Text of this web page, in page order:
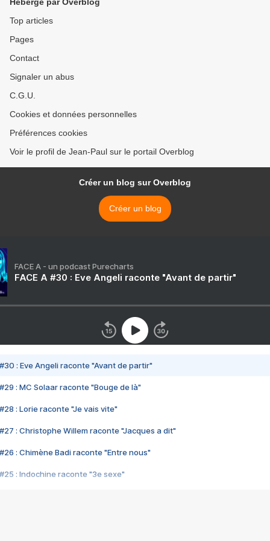
Top articles
Pages
Contact
Signaler un abus
C.G.U.
Cookies et données personnelles
Préférences cookies
Voir le profil de Jean-Paul sur le portail Overblog
Créer un blog sur Overblog
Créer un blog
FACE A - un podcast Purecharts
FACE A #30 : Eve Angeli raconte "Avant de partir"
#30 : Eve Angeli raconte "Avant de partir"
#29 : MC Solaar raconte "Bouge de là"
#28 : Lorie raconte "Je vais vite"
#27 : Christophe Willem raconte "Jacques a dit"
#26 : Chimène Badi raconte "Entre nous"
#25 : Indochine raconte "3e sexe"